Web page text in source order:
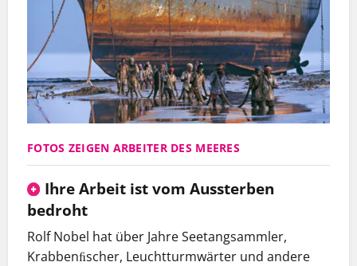
FOTOS ZEIGEN ARBEITER DES MEERES
Ihre Arbeit ist vom Aussterben
bedroht
Rolf Nobel hat über Jahre Seetangsammler,
Krabbenﬁscher, Leuchtturmwärter und andere